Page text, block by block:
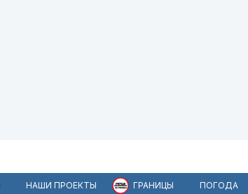
НАШИ ПРОЕКТЫ ГРАНИЦЫ ПОГОДА